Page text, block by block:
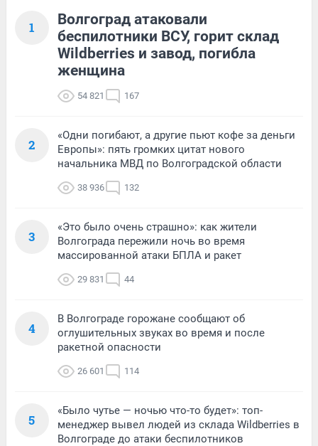
1
Волгоград атаковали
беспилотники ВСУ, горит склад
Wildberries и завод, погибла
женщина
54 821 167
2
«Одни погибают, а другие пьют кофе за деньги
Европы»: пять громких цитат нового
начальника МВД по Волгоградской области
38 936 132
3
«Это было очень страшно»: как жители
Волгограда пережили ночь во время
массированной атаки БПЛА и ракет
29 831 44
4
В Волгограде горожане сообщают об
оглушительных звуках во время и после
ракетной опасности
26 601 114
5
«Было чутье — ночью что-то будет»: топ-
менеджер вывел людей из склада Wildberries в
Волгограде до атаки беспилотников